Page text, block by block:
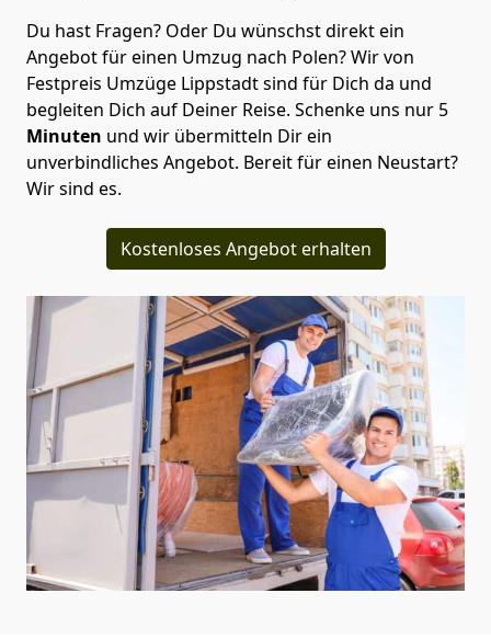
Du hast Fragen? Oder Du wünschst direkt ein
Angebot für einen Umzug nach Polen? Wir von
Festpreis Umzüge Lippstadtsind für Dich da und
begleiten Dich auf Deiner Reise. Schenke uns nur 5
Minuten und wir übermitteln Dir ein
unverbindliches Angebot. Bereit für einen Neustart?
Wir sind es.
Kostenloses Angebot erhalten